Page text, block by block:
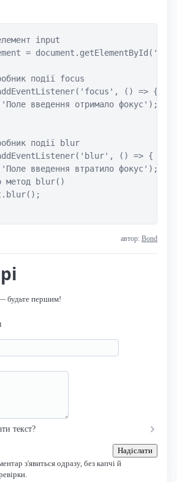
input
=
події focus
() => {
введення отримало фокус');
події blur
() => {
введення втратило фокус');
метод blur()
автор: Bond
будьте першим!
текст?
Надіслати
з'явиться одразу, без капчі й